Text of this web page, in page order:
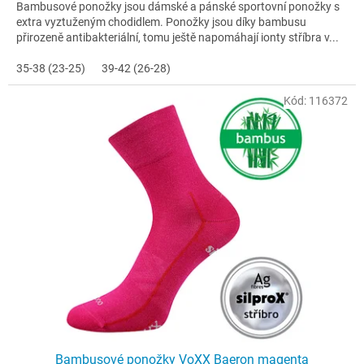
Bambusové ponožky jsou dámské a pánské sportovní ponožky s
extra vyztuženým chodidlem. Ponožky jsou díky bambusu
přirozeně antibakteriální, tomu ještě napomáhají ionty stříbra v...
35-38 (23-25) 39-42 (26-28)
Bambusové ponožky VoXX Baeron magenta
Kód: 116372